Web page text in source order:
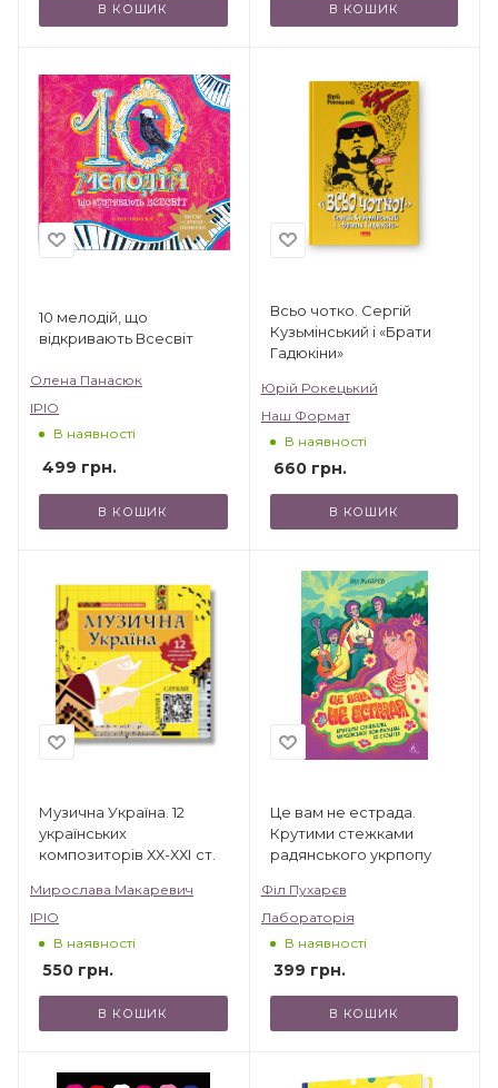
В КОШИК В КОШИК
10 мелодій, що
відкривають Всесвіт
Олена Панасюк
IPIO
В наявності
499 грн.
В КОШИК
Всьо чотко. Сергій
Кузьмінський і «Брати
Гадюкіни»
Юрій Рокецький
Наш Формат
В наявності
660грн.
В КОШИК
Музична Україна. 12
українських
композиторів ХХ-ХХІ ст.
Мирослава Макаревич
IPIO
В наявності
550 грн.
В КОШИК
Це вам не естрада.
Крутими стежками
радянського укрпопу
Філ Пухарєв
Лабораторія
В наявності
399 грн.
В КОШИК